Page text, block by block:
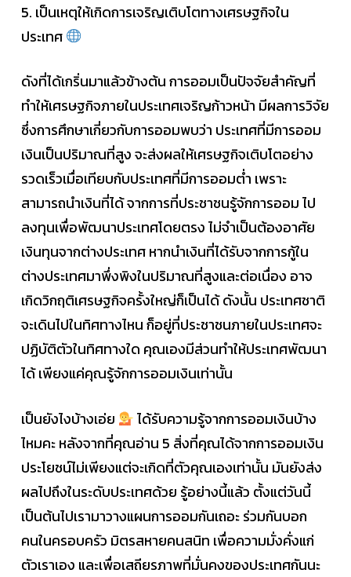
5. เป็นเหตุให้เกิดการเจริญเติบโตทางเศรษฐกิจใน
ประเทศ
ดังที่ได้เกริ่นมาแล้วข้างต้น การออมเป็นปัจจัยสำคัญที่
ทำให้เศรษฐกิจภายในประเทศเจริญก้าวหน้า มีผลการวิจัย
ซึ่งการศึกษาเกี่ยวกับการออมพบว่า ประเทศที่มีการออม
เงินเป็นปริมาณที่สูง จะส่งผลให้เศรษฐกิจเติบโตอย่าง
รวดเร็วเมื่อเทียบกับประเทศที่มีการออมต่ำ เพราะ
สามารถนำเงินที่ได้ จากการที่ประชาชนรู้จักการออม ไป
ลงทุนเพื่อพัฒนาประเทศโดยตรง ไม่จำเป็นต้องอาศัย
เงินทุนจากต่างประเทศ หากนำเงินที่ได้รับจากการกู้ใน
ต่างประเทศมาพึ่งพิงในปริมาณที่สูงและต่อเนื่อง อาจ
เกิดวิกฤติเศรษฐกิจครั้งใหญ่ก็เป็นได้ ดังนั้น ประเทศชาติ
จะเดินไปในทิศทางไหน ก็อยู่ที่ประชาชนภายในประเทศจะ
ปฏิบัติตัวในทิศทางใด คุณเองมีส่วนทำให้ประเทศพัฒนา
ได้ เพียงแค่คุณรู้จักการออมเงินเท่านั้น
เป็นยังไงบ้างเอ่ย
ได้รับความรู้จากการออมเงินบ้าง
ไหมคะ หลังจากที่คุณอ่าน 5 สิ่งที่คุณได้จากการออมเงิน
ประโยชน์ไม่เพียงแต่จะเกิดที่ตัวคุณเองเท่านั้น มันยังส่ง
ผลไปถึงในระดับประเทศด้วย รู้อย่างนี้แล้ว ตั้งแต่วันนี้
เป็นต้นไปเรามาวางแผนการออมกันเถอะ ร่วมกันบอก
คนในครอบครัว มิตรสหายคนสนิท เพื่อความมั่งคั่งแก่
ตัวเราเอง และเพื่อเสถียรภาพที่มั่นคงของประเทศกันนะ